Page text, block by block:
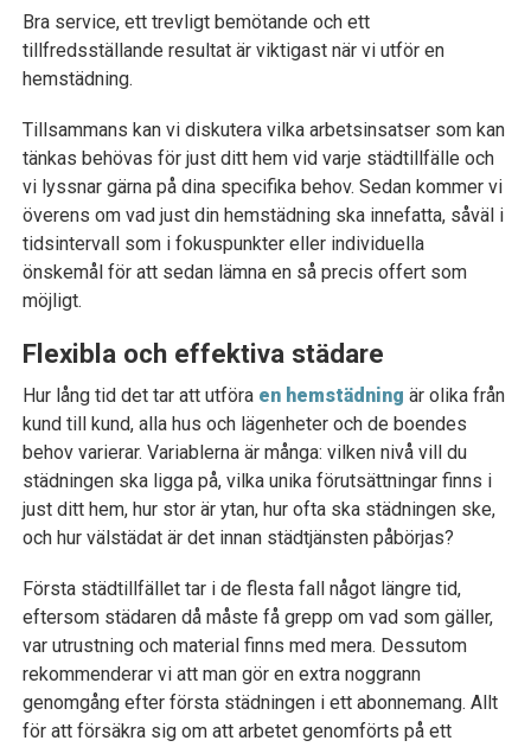
Bra service, ett trevligt bemötande och ett
tillfredsställande resultat är viktigast när vi utför en
hemstädning.
Tillsammans kan vi diskutera vilka arbetsinsatser som kan
tänkas behövas för just ditt hem vid varje städtillfälle och
vi lyssnar gärna på dina specifika behov. Sedan kommer vi
överens om vad just din hemstädning ska innefatta, såväl i
tidsintervall som i fokuspunkter eller individuella
önskemål för att sedan lämna en så precis offert som
möjligt.
Flexibla och effektiva städare
Hur lång tid det tar att utföra en hemstädning är olika från
kund till kund, alla hus och lägenheter och de boendes
behov varierar. Variablerna är många: vilken nivå vill du
städningen ska ligga på, vilka unika förutsättningar finns i
just ditt hem, hur stor är ytan, hur ofta ska städningen ske,
och hur välstädat är det innan städtjänsten påbörjas?
Första städtillfället tar i de flesta fall något längre tid,
eftersom städaren då måste få grepp om vad som gäller,
var utrustning och material finns med mera. Dessutom
rekommenderar vi att man gör en extra noggrann
genomgång efter första städningen i ett abonnemang. Allt
för att försäkra sig om att arbetet genomförts på ett